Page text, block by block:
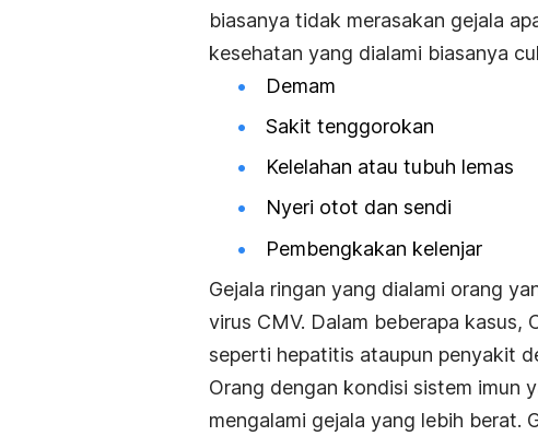
biasanya tidak merasakan gejala
kesehatan yang dialami biasanya
Demam
Sakit tenggorokan
Kelelahan atau tubuh lemas
Nyeri otot dan sendi
Pembengkakan kelenjar
Gejala ringan yang dialami orang
virus CMV. Dalam beberapa kasus,
seperti hepatitis ataupun penyakit
Orang dengan kondisi sistem imun
mengalami gejala yang lebih berat.